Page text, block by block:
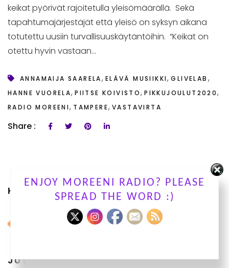
keikat pyörivät rajoitetulla yleisömäärällä. Sekä
tapahtumajärjestäjät että yleisö on syksyn aikana
totutettu uusiin turvallisuuskäytäntöihin. “Keikat on
otettu hyvin vastaan...
ANNAMAIJA SAARELA, ELÄVÄ MUSIIKKI,GLIVELAB ,
HANNE VUORELA,PIITSE KOIVISTO,PIKKUJOULUT2020,
RADIO MOREENI, TAMPERE,VASTAVIRTA
Share :
KUUNTELE OHJELMIAMME
JUTTUARKISTO
ENJOY MOREENI RADIO? PLEASE
SPREAD THE WORD :)